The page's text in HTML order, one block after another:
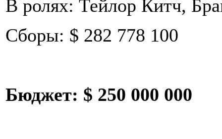
В ролях: Тейлор Китч,
Сборы: $ 282 778 100
Бюджет: $ 250 000 000